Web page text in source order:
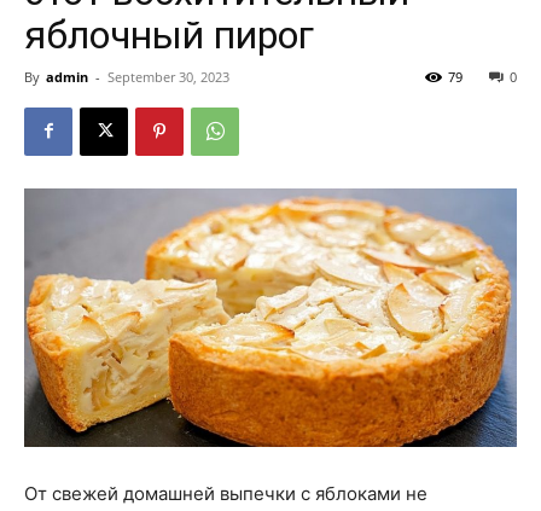
яблочный пирог
By admin - September 30, 2023 0
79
От свежей домашней выпечки с яблоками не